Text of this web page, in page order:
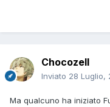
Chocozell
Inviato 28 Luglio,
Ma qualcuno ha iniziato